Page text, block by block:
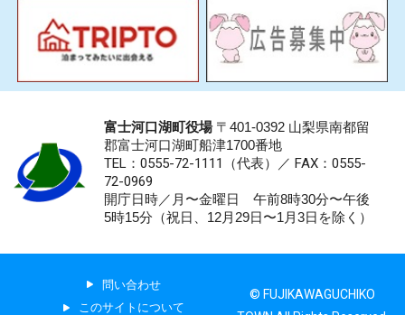
富士河口湖町役場〒401-0392 山梨県南都留
郡富士河口湖町船津1700番地
TEL：0555-72-1111 （代表）／ FAX：0555-
72-0969
開庁日時／月〜金曜日 午前8時30分〜午後
5時15分（祝日、12月29日〜1月3日を除く）
問い合わせ
このサイトについて
© FUJIKAWAGUCHIKO